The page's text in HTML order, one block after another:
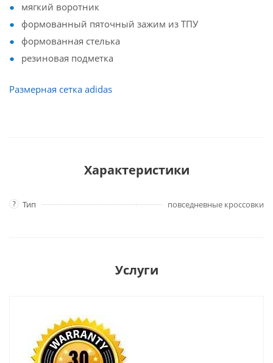
мягкий воротник
формованный пяточный зажим из ТПУ
формованная стелька
резиновая подметка
Размерная сетка adidas
Характеристики
? Тип повседневные кроссовки
Услуги